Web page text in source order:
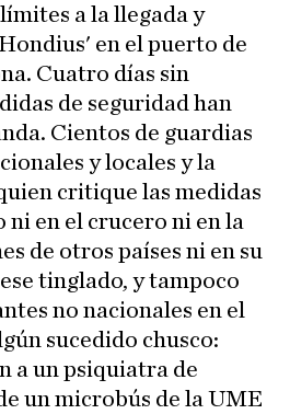
a la llegada y
en el puerto de
Cuatro días sin
de seguridad han
Cientos de guardias
y locales y la
critique las medidas
ni en el crucero ni en la
de otros países ni en su
tinglado, y tampoco
no nacionales en el
sucedido chusco:
a un psiquiatra de
un microbús de la UME